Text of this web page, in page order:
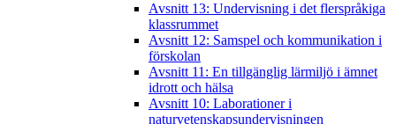
Avsnitt 13: Undervisning i det flerspråkiga
klassrummet
Avsnitt 12: Samspel och kommunikation i
förskolan
Avsnitt 11: En tillgänglig lärmiljö i ämnet
idrott och hälsa
Avsnitt 10: Laborationer i
naturvetenskapsundervisningen